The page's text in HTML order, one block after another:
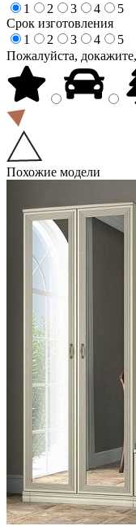
1
2 3 4
5
Срок изготовления
1
2 3 4
5
Пожалуйста,
Похожие модели